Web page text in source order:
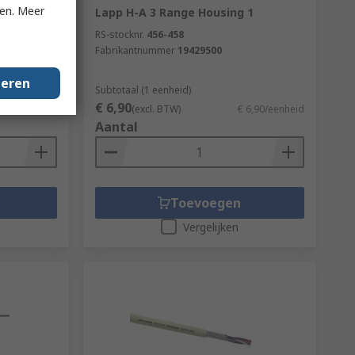
1
Lapp H-A 3 Range Housing 1
RS-stocknr. 456-458
Fabrikantnummer 19429500
Subtotaal (1 eenheid)
€ 6,90(excl. BTW) € 6,90/eenheid
Aantal
Toevoegen
Vergelijken
Meer